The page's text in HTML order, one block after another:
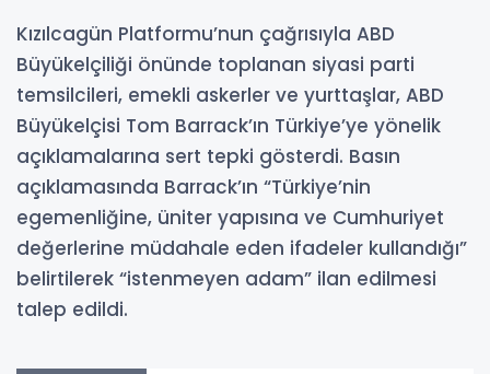
Kızılcagün Platformu’nun çağrısıyla ABD
Büyükelçiliği önünde toplanan siyasi parti
temsilcileri, emekli askerler ve yurttaşlar, ABD
Büyükelçisi Tom Barrack’ın Türkiye’ye yönelik
açıklamalarına sert tepki gösterdi. Basın
açıklamasında Barrack’ın “Türkiye’nin
egemenliğine, üniter yapısına ve Cumhuriyet
değerlerine müdahale eden ifadeler kullandığı”
belirtilerek “istenmeyen adam” ilan edilmesi
talep edildi.